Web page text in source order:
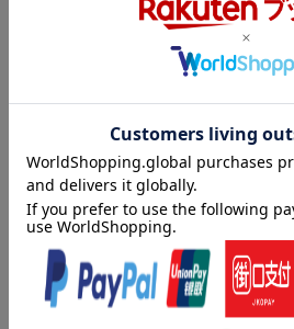
2なぜ「きまり」がいるんだろう
3憲法にも種類がある？
4憲法前文を読んでみる
「あたらしい憲法のはなし」
（昭和22年日本国憲法が施行された
5「象徴」ってなんだろう
6第九条のこと
7「個人の尊重」ってなんだろう
8日本人であるということ
9私たちの使命
しい試み。「絵本 憲法のこころ」-平
「前文」と「第九条」を、井上ひさし
「翻訳」。いわさきちひろの絵ととも
を、心で感じる絵本。「お話 憲法っ
日本国憲法のもとになっている考え方
て、なぜ憲法をかんたんに変えてはい
が、実際に小学生に向かって話した内
目次（「BOOK」データベー
絵本 憲法のこころ／お話 憲法って、
録 日本国憲法（全文）